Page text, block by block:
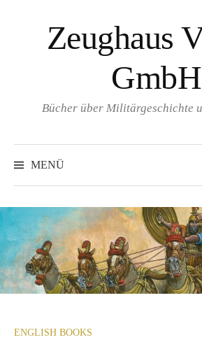
Zeughaus
GmbH
Bücher über Militärgeschichte
MENÜ
ENGLISH BOOKS